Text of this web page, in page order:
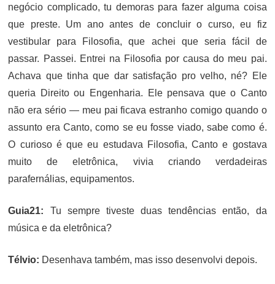
negócio complicado, tu demoras para fazer alguma coisa
que preste. Um ano antes de concluir o curso, eu fiz
vestibular para Filosofia, que achei que seria fácil de
passar. Passei. Entrei na Filosofia por causa do meu pai.
Achava que tinha que dar satisfação pro velho, né? Ele
queria Direito ou Engenharia. Ele pensava que o Canto
não era sério — meu pai ficava estranho comigo quando o
assunto era Canto, como se eu fosse viado, sabe como é.
O curioso é que eu estudava Filosofia, Canto e gostava
muito de eletrônica, vivia criando verdadeiras
parafernálias, equipamentos.
Guia21: Tu sempre tiveste duas tendências então, da
música e da eletrônica?
Télvio: Desenhava também, mas isso desenvolvi depois.